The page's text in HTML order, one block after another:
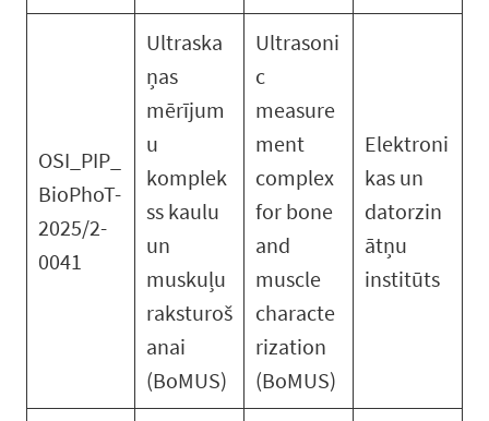
OSI_PIP_
BioPhoT-
2025/2-
0041
Ultraska
ņas
mērījum
u
komplek
ss kaulu
un
muskuļu
raksturoš
anai
(BoMUS)
Ultrasoni
c
measure
ment
complex
for bone
and
muscle
characte
rization
(BoMUS)
Elektroni
kas un
datorzin
ātņu
institūts